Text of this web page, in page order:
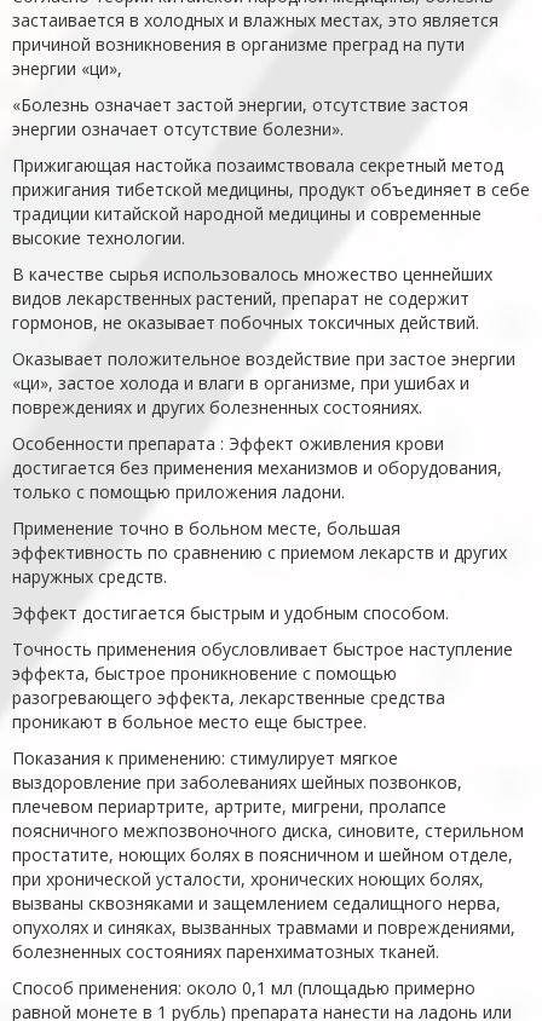
застаивается в холодных и влажных местах, это является
причиной возникновения в организме преград на пути
энергии «ци»,
«Болезнь означает застой энергии, отсутствие застоя
энергии означает отсутствие болезни».
Прижигающая настойка позаимствовала секретный метод
прижигания тибетской медицины, продукт объединяет в себе
традиции китайской народной медицины и современные
высокие технологии.
В качестве сырья использовалось множество ценнейших
видов лекарственных растений, препарат не содержит
гормонов, не оказывает побочных токсичных действий.
Оказывает положительное воздействие при застое энергии
«ци», застое холода и влаги в организме, при ушибах и
повреждениях и других болезненных состояниях.
Особенности препарата : Эффект оживления крови
достигается без применения механизмов и оборудования,
только с помощью приложения ладони.
Применение точно в больном месте, большая
эффективность по сравнению с приемом лекарств и других
наружных средств.
Эффект достигается быстрым и удобным способом.
Точность применения обусловливает быстрое наступление
эффекта, быстрое проникновение с помощью
разогревающего эффекта, лекарственные средства
проникают в больное место еще быстрее.
Показания к применению: стимулирует мягкое
выздоровление при заболеваниях шейных позвонков,
плечевом периартрите, артрите, мигрени, пролапсе
поясничного межпозвоночного диска, синовите, стерильном
простатите, ноющих болях в поясничном и шейном отделе,
при хронической усталости, хронических ноющих болях,
вызваны сквозняками и защемлением седалищного нерва,
опухолях и синяках, вызванных травмами и повреждениями,
болезненных состояниях паренхиматозных тканей.
Способ применения: около 0,1 мл (площадью примерно
равной монете в 1 рубль) препарата нанести на ладонь или